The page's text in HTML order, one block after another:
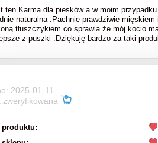
ten Karma dla piesków a w moim
naturalna .Pachnie prawdziwie mięskiem
tłuszczykiem co sprawia że mój kocio
z puszki .Dziękuję bardzo za taki
2025-01-11
zweryfikowana
produktu: